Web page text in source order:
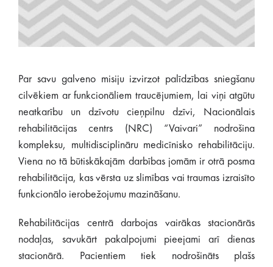
Par savu galveno misiju izvirzot palīdzības sniegšanu
cilvēkiem ar funkcionāliem traucējumiem, lai viņi atgūtu
neatkarību un dzīvotu cieņpilnu dzīvi, Nacionālais
rehabilitācijas centrs (NRC) “Vaivari” nodrošina
kompleksu, multidisciplināru medicīnisko rehabilitāciju.
Viena no tā būtiskākajām darbības jomām ir otrā posma
rehabilitācija, kas vērsta uz slimības vai traumas izraisīto
funkcionālo ierobežojumu mazināšanu.
Rehabilitācijas centrā darbojas vairākas stacionārās
nodaļas, savukārt pakalpojumi pieejami arī dienas
stacionārā. Pacientiem tiek nodrošināts plašs